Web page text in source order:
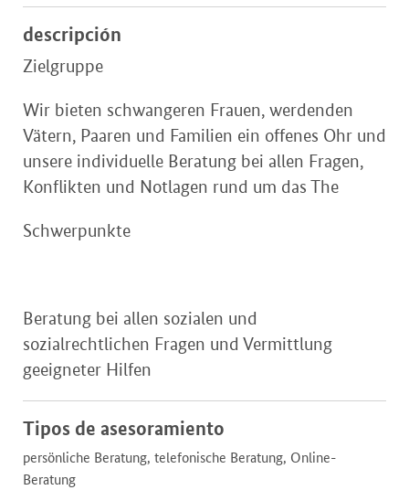
descripción
Zielgruppe
Wir bieten schwangeren Frauen, werdenden
Vätern, Paaren und Familien ein offenes Ohr und
unsere individuelle Beratung bei allen Fragen,
Konflikten und Notlagen rund um das The
Schwerpunkte
Beratung bei allen sozialen und
sozialrechtlichen Fragen und Vermittlung
geeigneter Hilfen
Tipos de asesoramiento
persönliche Beratung, telefonische Beratung, Online-
Beratung